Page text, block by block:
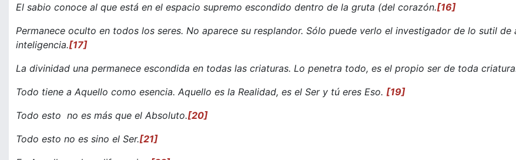
El sabio conoce al que está en el espacio supremo escondido dentro de la gruta (del corazón.[16]
Permanece oculto en todos los seres. No aparece su resplandor. Sólo puede verlo el investigador de lo sutil de
inteligencia.[17]
La divinidad una permanece escondida en todas las criaturas. Lo penetra todo, es el propio ser de toda
Todo tiene a Aquello como esencia. Aquello es la Realidad, es el Ser y tú eres Eso. [19]
Todo esto no es más que el Absoluto.[20]
Todo esto no es sino el Ser.[21]